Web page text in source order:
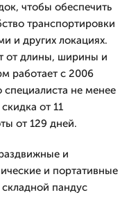
чтобы обеспечить
транспортировки
и других локациях.
от длины, ширины и
работает с 2006
не менее
от 11
от 129 дней.
и
и портативные
пандус